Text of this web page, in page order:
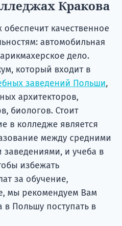
Кракова
качественное
автомобильная
дело.
который входит в
заведений Польши,
архитекторов,
биологов. Стоит
в колледже является
между средними
и учеба в
избежать
за обучение,
мы рекомендуем Вам
в Польшу поступать в